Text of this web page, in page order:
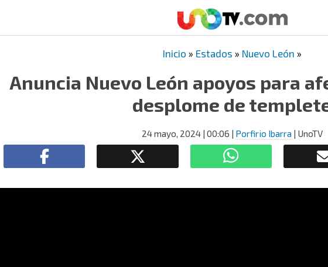
Inicio » Estados » Nuevo León »
Anuncia Nuevo León apoyos para
desplome de
24 mayo, 2024| 00:06 | Porfirio Ibarra | UnoTV